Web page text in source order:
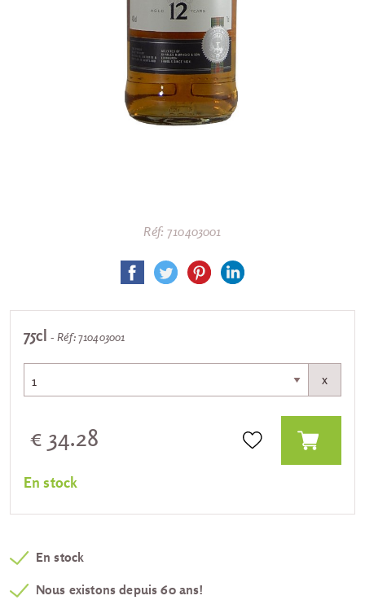
Réf: 710403001
75cl - Réf: 710403001
x
€ 34.28
En stock
En stock
Nous existons depuis 60 ans!